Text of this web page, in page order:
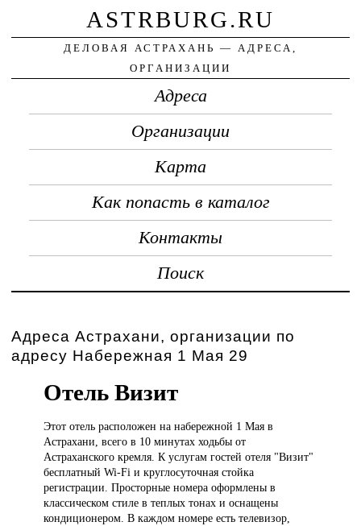
ASTRBURG.RU
ДЕЛОВАЯ АСТРАХАНЬ — АДРЕСА,
ОРГАНИЗАЦИИ
Адреса
Организации
Карта
Как попасть в каталог
Контакты
Поиск
Адреса Астрахани, организации по
адресу Набережная 1 Мая 29
Отель Визит
Этот отельрасположен на набережной 1 Мая в
Астрахани, всего в 10 минутах ходьбы от
Астраханского кремля. К услугам гостей отеля "Визит"
бесплатный Wi-Fi и круглосуточная стойка
регистрации. Просторные номера оформлены в
классическом стиле в теплых тонах и оснащены
кондиционером. В каждом номере есть телевизор,